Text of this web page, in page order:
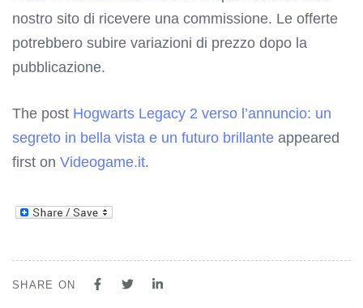
nostro sito di ricevere una commissione. Le offerte
potrebbero subire variazioni di prezzo dopo la
pubblicazione.
The post Hogwarts Legacy 2 verso l’annuncio: un
segreto in bella vista e un futuro brillante appeared
first on Videogame.it.
SHARE ON